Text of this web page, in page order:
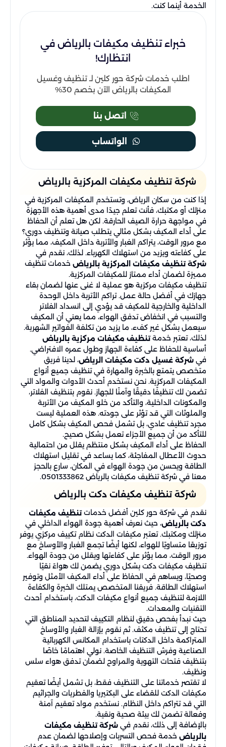
الخدمة أينما كنت.
خبراء تنظيف مكيفات بالرياض في
انتظارك!
اطلب خدمات شركة حور كلين لـ تنظيف وغسيل
المكيفات بالرياض الآن بخصم 30%
اتصل بنا
الواتساب
شركة تنظيف مكيفات المركزية بالرياض
إذا كنت من سكان الرياض، وتستخدم المكيفات المركزية في
منزلك أو مكتبك، فأنت تعلم جيدًا مدى أهمية هذه الأجهزة
في مواجهة حرارة الصيف الحارقة. لكن هل تعلم أن الحفاظ
على أداء المكيف بشكل مثالي يتطلب صيانة وتنظيف دوري؟
مع مرور الوقت، يتراكم الغبار والأتربة داخل المكيف، مما يؤثر
على كفاءته ويزيد من استهلاك الكهرباء. لذلك، نقدم في
شركة تنظيف مكيفات المركزية بالرياض خدمات تنظيف
مميزة لضمان أداء ممتاز للمكيفات المركزية.
تنظيف مكيفات مركزية هو عملية لا غنى عنها لضمان بقاء
جهازك في أفضل حالة عمل. تراكم الأتربة داخل الوحدة
الداخلية والخارجية للمكيف قد يؤدي إلى انسداد الفلاتر
والتسبب في انخفاض تدفق الهواء، مما يعني أن المكيف
سيعمل بشكل غير كفء، ما يزيد من تكلفة الفواتير الشهرية.
لذلك، تعتبر خدمةتنظيف مكيفات مركزية بالرياض
أساسية للحفاظ على كفاءة الجهاز وطول عمره الافتراضي.
في شركة غسيل دكت مكيفات الرياض، لدينا فريق
متخصص يتمتع بالخبرة والمهارة في تنظيف جميع أنواع
المكيفات المركزية. نحن نستخدم أحدث الأدوات والمواد التي
تضمن لك تنظيفًا دقيقًا وآمنًا للجهاز. نقوم بتنظيف الفلاتر،
والمكونات الداخلية، والتأكد من خلو المكيف من الأتربة
والملوثات التي قد تؤثر على جودته. هذه العملية ليست
مجرد تنظيف عادي، بل تشمل فحص المكيف بشكل كامل
للتأكد من أن جميع الأجزاء تعمل بشكل صحيح.
الحفاظ على أداء المكيف بشكل منتظم يقلل من احتمالية
حدوث الأعطال المفاجئة، كما يساعد في تقليل استهلاك
الطاقة ويحسن من جودة الهواء في المكان، سارع بالحجز
معنا في شركة تنظيف مكيفات بالرياض 0501333862.
شركة تنظيف مكيفات دكت بالرياض
نقدم في شركة حور كلين أفضل خدماتتنظيف مكيفات
دكت بالرياض، حيث نعرف أهمية جودة الهواء الداخلي في
منزلك ومكتبك. تعتبر مكيفات الدكت نظام تكييف مركزي يوفر
توزيعًا متساويًا للهواء، لكنها أيضًا تجمع الغبار والأوساخ مع
مرور الوقت، مما يؤثر على كفاءتها ويقلل من جودة الهواء.
تنظيف مكيفات دكت بشكل دوري يضمن لك هواءً نقيًا
وصحيًا، ويساهم في الحفاظ على أداء المكيف الأمثل وتوفير
استهلاك الطاقة. فريقنا المتخصص يمتلك الخبرة والكفاءة
اللازمة لتنظيف جميع أنواع مكيفات الدكت، باستخدام أحدث
التقنيات والمعدات.
حيث نبدأ بفحص دقيق لنظام التكييف لتحديد المناطق التي
تحتاج إلى تنظيف مكثف. ثم نقوم بإزالة الغبار والأوساخ
المتراكمة داخل الدكتات باستخدام المكانس الكهربائية
الصناعية وفرش التنظيف الخاصة. نولي اهتمامًا خاصًا
بتنظيف فتحات التهوية والمراوح لضمان تدفق هواء سلس
ونظيف.
لا تقتصر خدماتنا على التنظيف فقط، بل تشمل أيضًا تعقيم
مكيفات الدكت للقضاء على البكتيريا والفطريات والجراثيم
التي قد تتراكم داخل النظام. نستخدم مواد تعقيم آمنة
وفعالة تضمن لك بيئة صحية ونقية.
بالإضافة إلى ذلك، نقدم في شركة تنظيف مكيفات
بالرياض خدمة فحص التسربات وإصلاحها لضمان عدم